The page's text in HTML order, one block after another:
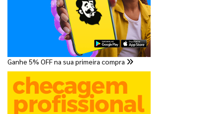
Ganhe 5% OFF na sua primeira compra